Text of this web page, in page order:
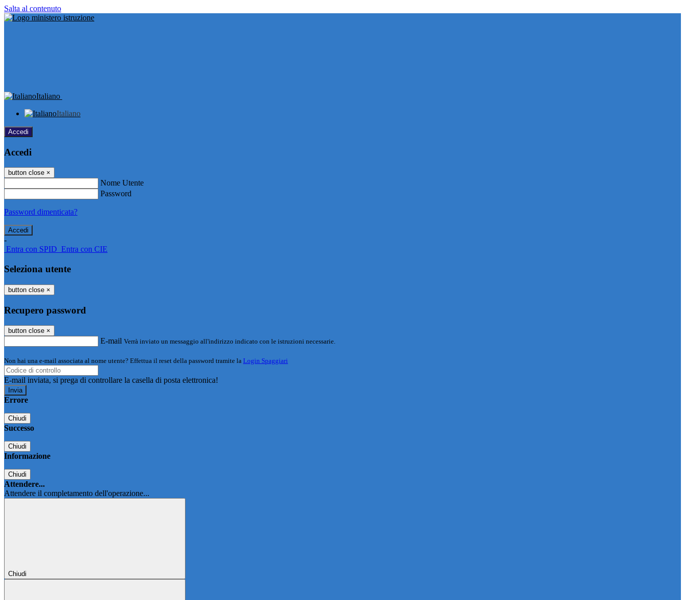
Salta al contenuto
Italiano
Italiano
Accedi
Accedi
button close ×
Nome Utente
Password
Password dimenticata?
-
Entra con SPID Entra con CIE
Seleziona utente
button close ×
Recupero password
button close ×
E-mail Verrà inviato un messaggio all'indirizzo indicato con le istruzioni necessarie.
Non hai una e-mail associata al nome utente? Effettua il reset della password tramite la Login Spaggiari
E-mail inviata, si prega di controllare la casella di posta elettronica!
Errore
Chiudi
Successo
Chiudi
Informazione
Chiudi
Attendere...
Attendere il completamento dell'operazione...
Chiudi